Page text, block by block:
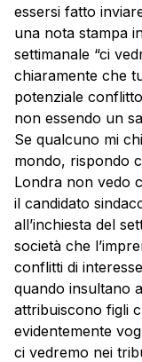
essersi fatto
una nota stampa
settimanale “ci
chiaramente che
potenziale
non essendo un
Se qualcuno mi
mondo, rispondo
Londra non vedo
il candidato
all’inchiesta del
società che
conflitti di
quando insultano
attribuiscono figli
evidentemente
ci vedremo nei